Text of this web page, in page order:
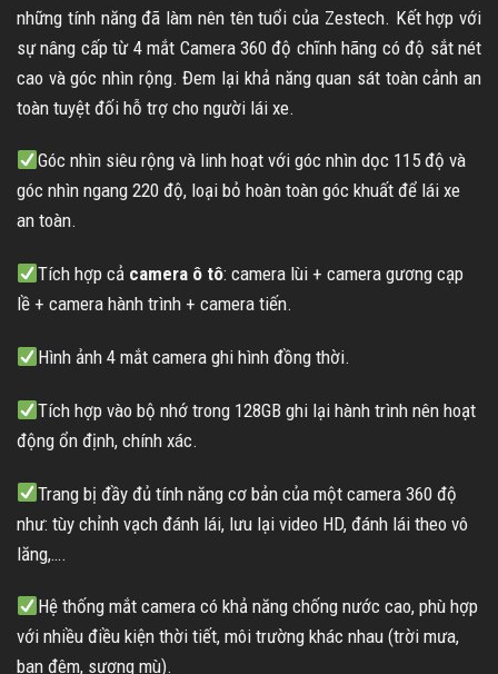
những tính năng đã làm nên tên tuổi của Zestech. Kết hợp với
sự nâng cấp từ 4 mắt Camera 360 độ chĩnh hãng có độ sắt nét
cao và góc nhìn rộng. Đem lại khả năng quan sát toàn cảnh an
toàn tuyệt đối hỗ trợ cho người lái xe.
Góc nhìn siêu rộng và linh hoạt với góc nhìn dọc 115 độ và
góc nhìn ngang 220 độ, loại bỏ hoàn toàn góc khuất để lái xe
an toàn.
Tích hợp cả camera ô tô: camera lùi + camera gương cạp
lề + camera hành trình + camera tiến.
Hình ảnh 4 mắt camera ghi hình đồng thời.
Tích hợp vào bộ nhớ trong 128GB ghi lại hành trình nên hoạt
động ổn định, chính xác.
Trang bị đầy đủ tính năng cơ bản của một camera 360 độ
như: tùy chỉnh vạch đánh lái, lưu lại video HD, đánh lái theo vô
lăng,….
Hệ thống mắt camera có khả năng chống nước cao, phù hợp
với nhiều điều kiện thời tiết, môi trường khác nhau (trời mưa,
ban đêm, sương mù).